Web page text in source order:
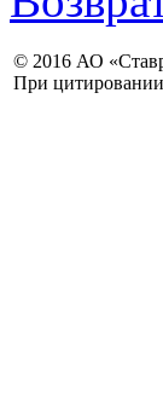
© 2016 АО
При цитировании